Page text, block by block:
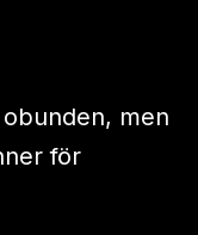
men
för